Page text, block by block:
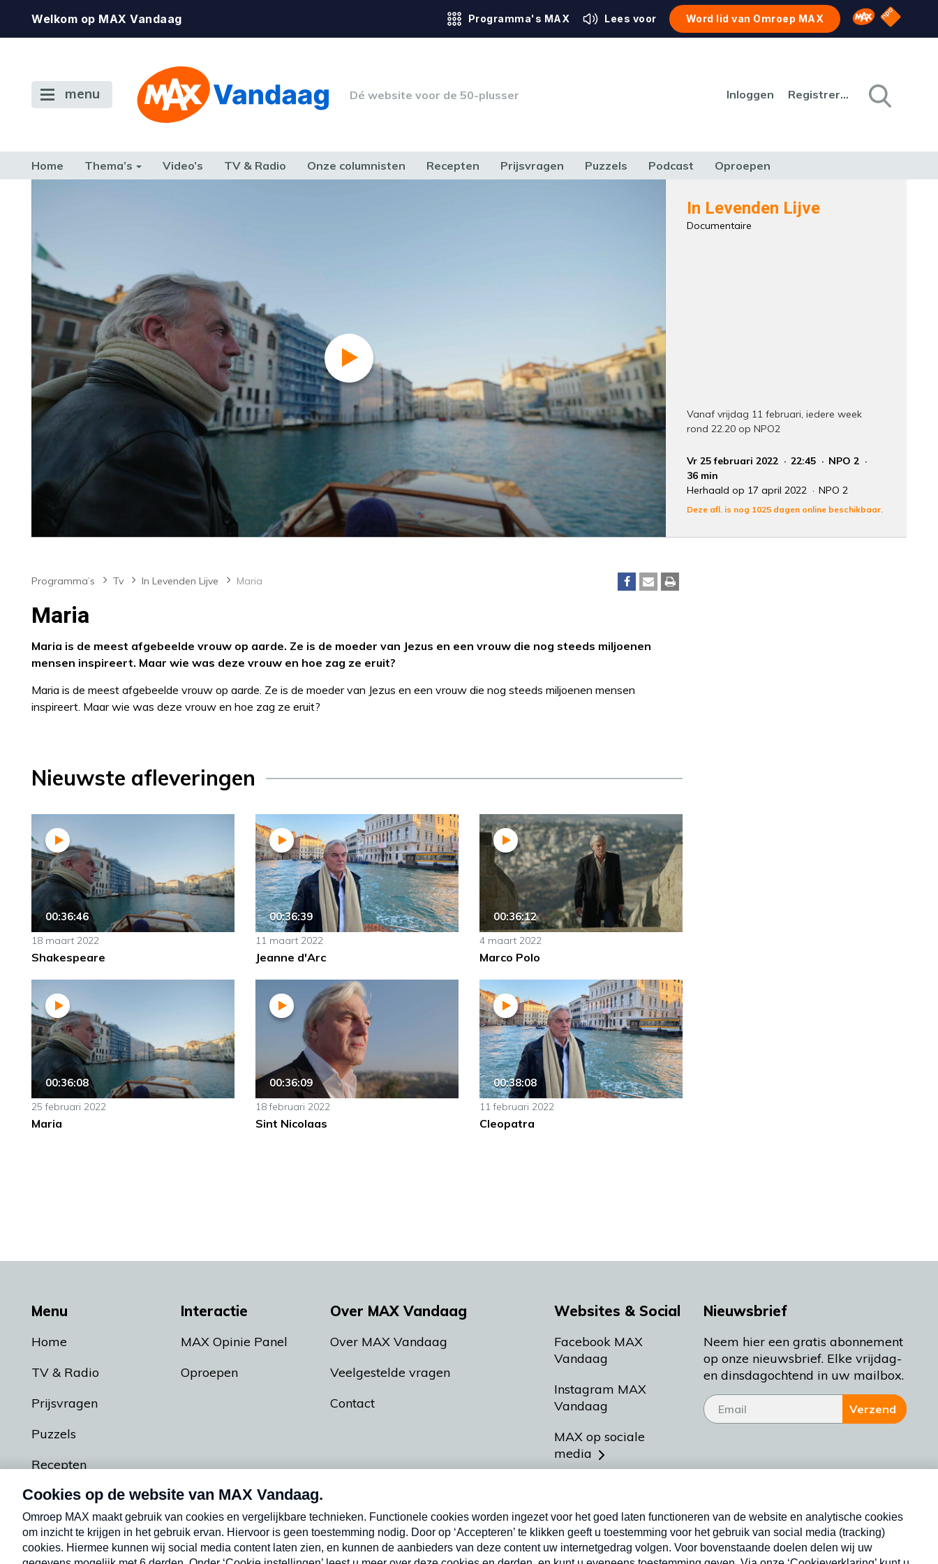
Welkom op MAX Vandaag Programma's MAX Lees voor Word lid van Omroep MAX Omroep MAX
NPO
menu Dé website voor de 50-plusser Inloggen Registreren
Home Thema’s Video’s TV & Radio Onze columnisten Recepten Prijsvragen Puzzels Podcast Oproepen
In Levenden Lijve
Documentaire
Vanaf vrijdag 11 februari, iedere week
rond 22.20 op NPO2
Vr 25 februari 2022 22:45
NPO 2
36 min
Herhaald op 17 april 2022
NPO 2
Deze afl. is nog 1025 dagen online beschikbaar.
Programma’s Tv In Levenden Lijve Maria
Maria
Maria is de meest afgebeelde vrouw op aarde. Ze is de moeder van Jezus en een vrouw die nog steeds miljoenen
mensen inspireert. Maar wie was deze vrouw en hoe zag ze eruit?
Maria is de meest afgebeelde vrouw op aarde. Ze is de moeder van Jezus en een vrouw die nog steeds miljoenen mensen
inspireert. Maar wie was deze vrouw en hoe zag ze eruit?
Nieuwste afleveringen
00:36:46
18 maart 2022
Shakespeare
00:36:39
11 maart 2022
Jeanne d'Arc
00:36:12
4 maart 2022
Marco Polo
00:36:08
25 februari 2022
Maria
00:36:09
18 februari 2022
Sint Nicolaas
00:38:08
11 februari 2022
Cleopatra
Menu
Home
TV & Radio
Prijsvragen
Puzzels
Recepten
Podcasts
Interactie
MAX Opinie Panel
Oproepen
Over MAX Vandaag
Over MAX Vandaag
Veelgestelde vragen
Contact
Websites & Social
Facebook MAX
Vandaag
Instagram MAX
Vandaag
MAX op sociale
media
Meldpunt Actueel
Heel Holland Bakt
Nieuwsbrief
Neem hier een gratis abonnement
op onze nieuwsbrief. Elke vrijdag-
en dinsdagochtend in uw mailbox.
Verzend
Nieuwsbrief
Neem hier een gratis abonnement op onze